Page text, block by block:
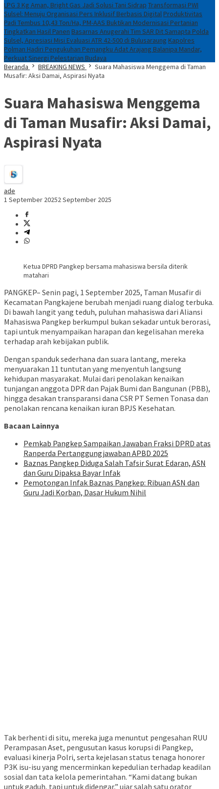
LPG 3 Kg Aman, Bright Gas Jadi Solusi Tani Sidrap Transformasi PWI
Sulsel: Menuju Organisasi Pers Inklusif Berbasis DigitalProduktivitas
Padi Tembus 10,43 Ton/Ha, PM-AAS Buktikan Modernisasi Pertanian
Tingkatkan Hasil Panen Basarnas Anugerahi Tim SAR Dit Samapta Polda
Sulsel, Apresiasi Misi Evaluasi ATR 42-500 di Bulusaraung Kapolres
Polman Hadiri Pengukuhan Pemangku Adat Arajang Balanipa Mandar,
Perkuat Sinergi Pelestarian Budaya
Beranda
BREAKING NEWS
Suara Mahasiswa Menggema di Taman
Musafir: Aksi Damai, Aspirasi Nyata
Suara Mahasiswa Menggema
di Taman Musafir: Aksi Damai,
Aspirasi Nyata
ade
1 September 20252 September 2025
Ketua DPRD Pangkep bersama mahasiswa bersila diterik
matahari
PANGKEP– Senin pagi, 1 September 2025, Taman Musafir di
Kecamatan Pangkajene berubah menjadi ruang dialog terbuka.
Di bawah langit yang teduh, puluhan mahasiswa dari Aliansi
Mahasiswa Pangkep berkumpul bukan sekadar untuk berorasi,
tapi untuk menyampaikan harapan dan kegelisahan mereka
terhadap arah kebijakan publik.
Dengan spanduk sederhana dan suara lantang, mereka
menyuarakan 11 tuntutan yang menyentuh langsung
kehidupan masyarakat. Mulai dari penolakan kenaikan
tunjangan anggota DPR dan Pajak Bumi dan Bangunan (PBB),
hingga desakan transparansi dana CSR PT Semen Tonasa dan
penolakan rencana kenaikan iuran BPJS Kesehatan.
Bacaan Lainnya
Pemkab Pangkep Sampaikan Jawaban Fraksi DPRD atas
Ranperda Pertanggungjawaban APBD 2025
Baznas Pangkep Diduga Salah Tafsir Surat Edaran, ASN
dan Guru Dipaksa Bayar Infak
Pemotongan Infak Baznas Pangkep: Ribuan ASN dan
Guru Jadi Korban, Dasar Hukum Nihil
Tak berhenti di situ, mereka juga menuntut pengesahan RUU
Perampasan Aset, pengusutan kasus korupsi di Pangkep,
evaluasi kinerja Polri, serta kejelasan status tenaga honorer
P3K isu-isu yang mencerminkan kepedulian terhadap keadilan
sosial dan tata kelola pemerintahan. “Kami datang bukan
untuk gaduh, tapi untuk didengar,” ujar salah satu orator